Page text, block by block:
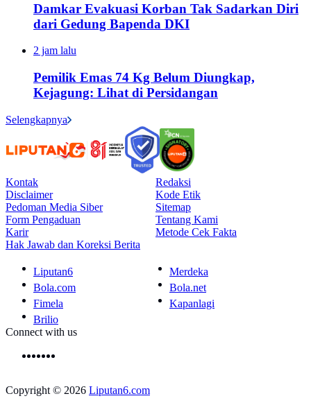
Damkar Evakuasi Korban Tak Sadarkan Diri
dari Gedung Bapenda DKI
2 jam lalu
Pemilik Emas 74 Kg Belum Diungkap,
Kejagung: Lihat di Persidangan
Selengkapnya
Kontak
Redaksi
Disclaimer
Kode Etik
Pedoman Media Siber
Sitemap
Form Pengaduan
Tentang Kami
Karir
Metode Cek Fakta
Hak Jawab dan Koreksi Berita
Liputan6
Merdeka
Bola.com
Bola.net
Fimela
Kapanlagi
Brilio
Connect with us
Copyright © 2026 Liputan6.com